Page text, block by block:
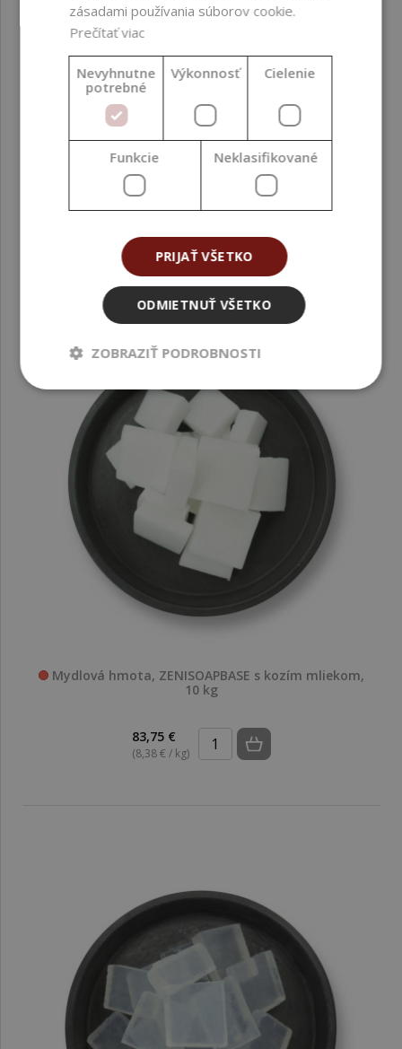
Mydlová hmota, ZENISOAPBASE Pro-C, priehľadná,
10 kg
72,35 €
(7,24 € / kg)
Mydlová hmota, ZENISOAPBASE s kozím mliekom,
10 kg
83,75 €
(8,38 € / kg)
zásadami používania súborov cookie.
Prečítať viac
Nevyhnutne
potrebné
Výkonnosť Cielenie
Funkcie Neklasifikované
PRIJAŤ VŠETKO
ODMIETNUŤ VŠETKO
ZOBRAZIŤ PODROBNOSTI